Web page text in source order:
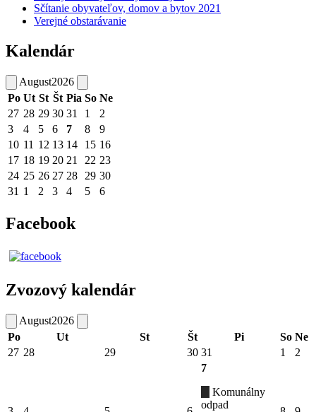
Sčítanie obyvateľov, domov a bytov 2021
Verejné obstarávanie
Kalendár
August2026
Po Ut St Št Pia So Ne
27 28 29 30 31 1
2
3
4 5 6 7 8
9
10 11 12 13 14 15 16
17 18 19 20 21 22 23
24 25 26 27 28 29 30
31 1 2 3 4 5 6
Facebook
Zvozový kalendár
August2026
Po
Ut St Št Pi So Ne
27 28 29 30 31 1 2
7
Komunálny
odpad